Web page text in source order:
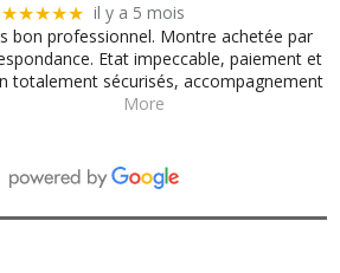
★★★★★ il y a 5 mois
bon professionnel. Montre achetée par
Etat impeccable, paiement et
totalement sécurisés, accompagnement
More